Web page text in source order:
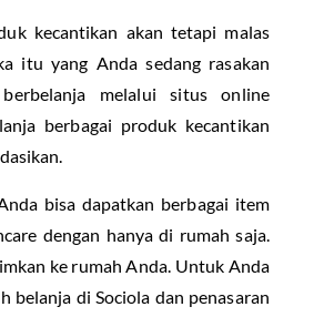
kecantikan akan tetapi malas
itu yang Anda sedang rasakan
melalui situs online
berbagai produk kecantikan
bisa dapatkan berbagai item
dengan hanya di rumah saja.
ke rumah Anda. Untuk Anda
belanja di Sociola dan penasaran